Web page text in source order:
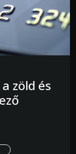
zöld és